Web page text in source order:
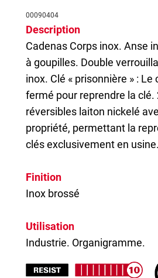
00090404
Description
Cadenas Corps inox. Anse
à goupilles. Double
inox. Clé « prisonnière » :
fermé pour reprendre la clé.
réversibles laiton nickelé
propriété, permettant la
clés exclusivement en usine.
Finition
Inox brossé
Utilisation
Industrie. Organigramme.